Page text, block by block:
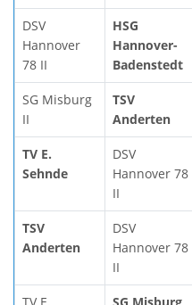
DSV
Hannover
78 II
HSG
Hannover-
Badenstedt
SG Misburg
II
TSV
Anderten
TV E.
Sehnde
DSV
Hannover 78
II
TSV
Anderten
DSV
Hannover 78
II